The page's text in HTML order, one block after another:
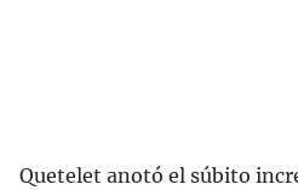
Quetelet anotó el súbito